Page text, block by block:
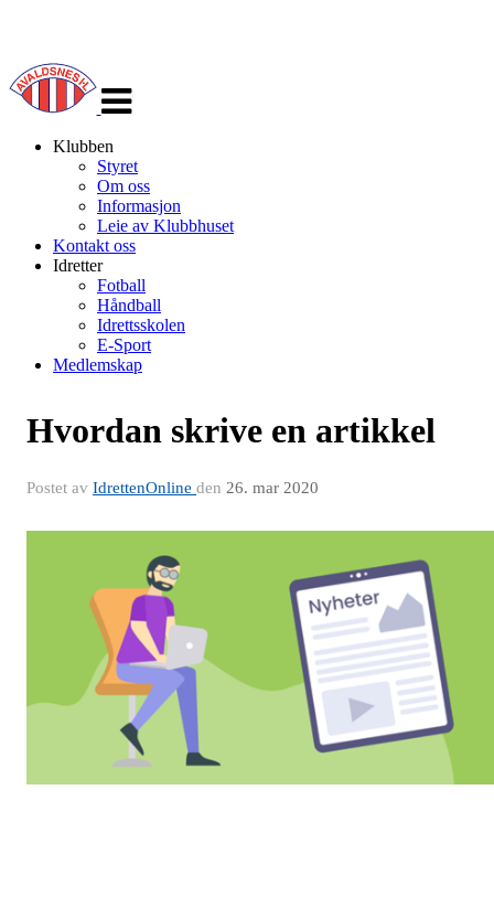
navigasjon
Klubben
Styret
Om oss
Informasjon
Leie av Klubbhuset
Kontakt oss
Idretter
Fotball
Håndball
Idrettsskolen
E-Sport
Medlemskap
Hvordan skrive en artikkel
Postet av IdrettenOnline den 26. mar 2020